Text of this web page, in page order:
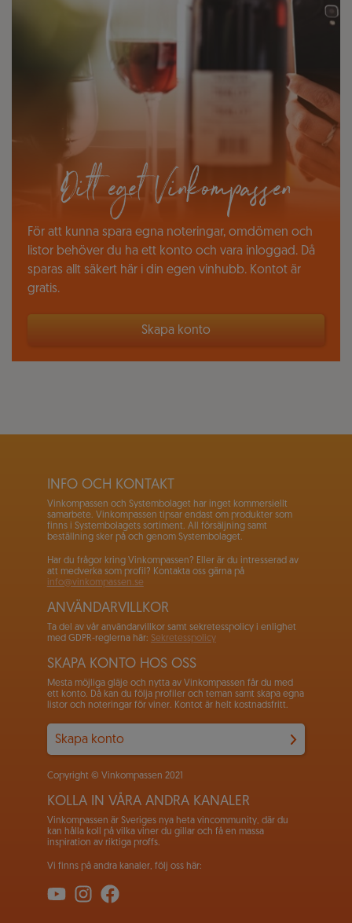
Ditt eget Vinkompassen
För att kunna spara egna noteringar, omdömen och
listor behöver du ha ett konto och vara inloggad. Då
sparas allt säkert här i din egen vinhubb. Kontot är
gratis.
Skapa konto
INFO OCH KONTAKT
Vinkompassen och Systembolaget har inget kommersiellt
samarbete. Vinkompassen tipsar endast om produkter som
finns i Systembolagets sortiment. All försäljning samt
beställning sker på och genom Systembolaget.
Har du frågor kring Vinkompassen? Eller är du intresserad av
att medverka som profil? Kontakta oss gärna på
info@vinkompassen.se
ANVÄNDARVILLKOR
Ta del av vår användarvillkor samt sekretesspolicy i enlighet
med GDPR-reglerna här: Sekretesspolicy
SKAPA KONTO HOS OSS
Mesta möjliga gläje och nytta av Vinkompassen får du med
ett konto. Då kan du följa profiler och teman samt skapa egna
listor och noteringar för viner. Kontot är helt kostnadsfritt.
Skapa konto
Copyright © Vinkompassen 2021
KOLLA IN VÅRA ANDRA KANALER
Vinkompassen är Sveriges nya heta vincommunity, där du
kan hålla koll på vilka viner du gillar och få en massa
inspiration av riktiga proffs.
Vi finns på andra kanaler, följ oss här: